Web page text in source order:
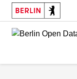
Skip
main